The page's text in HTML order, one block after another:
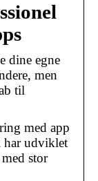
dine egne
men
til
med app
udviklet
stor